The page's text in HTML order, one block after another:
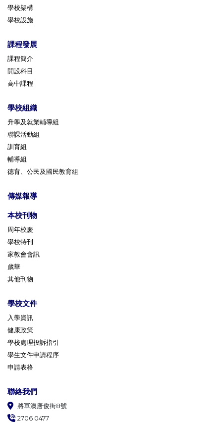
學校架構
學校設施
課程發展
課程簡介
開設科目
高中課程
學校組織
升學及就業輔導組
聯課活動組
訓育組
輔導組
德育、公民及國民教育組
傳媒報導
本校刊物
周年校慶
學校特刊
家教會會訊
歲華
其他刊物
學校文件
入學資訊
健康政策
學校處理投訴指引
學生文件申請程序
申請表格
聯絡我們
將軍澳唐俊街8號
2706 0477